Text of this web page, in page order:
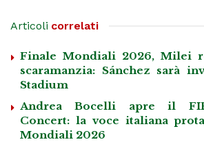
Articoli correlati
Finale Mondiali 2026, Milei
scaramanzia: Sánchez sarà
Stadium
Andrea Bocelli apre il
Concert: la voce italiana
Mondiali 2026